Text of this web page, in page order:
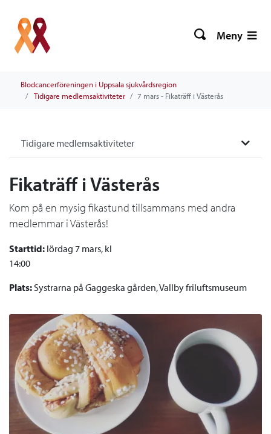
Meny
Blodcancerföreningen i Uppsala sjukvårdsregion
Tidigare medlemsaktiviteter
7 mars - Fikaträff i Västerås
Tidigare medlemsaktiviteter
Fikaträff i Västerås
Kom på en mysig fikastund tillsammans med andra
medlemmar i Västerås!
Starttid: lördag 7 mars, kl
14:00
Plats:Systrarna på Gaggeska gården, Vallby friluftsmuseum